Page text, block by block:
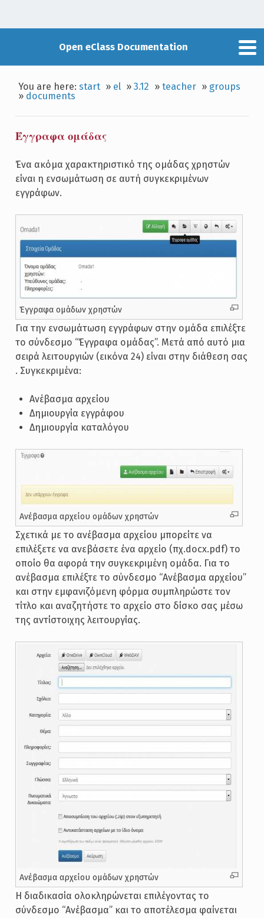
Open eClass Documentation
You are here:start » el »3.12 »teacher » groups
» documents
Έγγραφα ομάδας
Ένα ακόμα χαρακτηριστικό της ομάδας χρηστών
είναι η ενσωμάτωση σε αυτή συγκεκριμένων
εγγράφων.
Έγγραφα ομάδων χρηστών
Για την ενσωμάτωση εγγράφων στην ομάδα επιλέξτε
το σύνδεσμο “Έγγραφα ομάδας”. Μετά από αυτό μια
σειρά λειτουργιών (εικόνα 24) είναι στην διάθεση σας
. Συγκεκριμένα:
Ανέβασμα αρχείου
Δημιουργία εγγράφου
Δημιουργία καταλόγου
Ανέβασμα αρχείου ομάδων χρηστών
Σχετικά με το ανέβασμα αρχείου μπορείτε να
επιλέξετε να ανεβάσετε ένα αρχείο (πχ.docx.pdf) το
οποίο θα αφορά την συγκεκριμένη ομάδα. Για το
ανέβασμα επιλέξτε το σύνδεσμο “Ανέβασμα αρχείου”
και στην εμφανιζόμενη φόρμα συμπληρώστε τον
τίτλο και αναζητήστε το αρχείο στο δίσκο σας μέσω
της αντίστοιχης λειτουργίας.
Ανέβασμα αρχείου ομάδων χρηστών
Η διαδικασία ολοκληρώνεται επιλέγοντας το
σύνδεσμο “Ανέβασμα” και το αποτέλεσμα φαίνεται